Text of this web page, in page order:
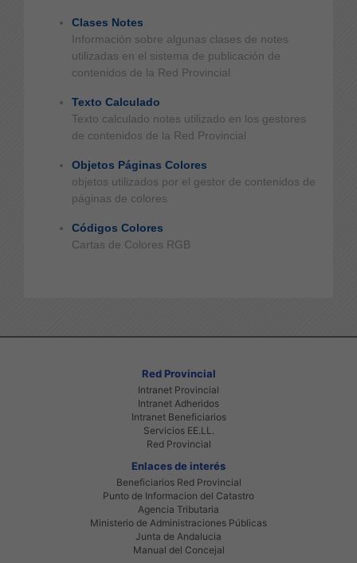
Clases Notes
Información sobre algunas clases de notes
utilizadas en el sistema de publicación de
contenidos de la Red Provincial
Texto Calculado
Texto calculado notes utilizado en los gestores
de contenidos de la Red Provincial
Objetos Páginas Colores
objetos utilizados por el gestor de contenidos de
páginas de colores
Códigos Colores
Cartas de Colores RGB
Red Provincial
Intranet Provincial
Intranet Adheridos
Intranet Beneficiarios
Servicios EE.LL.
Red Provincial
Enlaces de interés
Beneficiarios Red Provincial
Punto de Informacion del Catastro
Agencia Tributaria
Ministerio de Administraciones Públicas
Junta de Andalucia
Manual del Concejal